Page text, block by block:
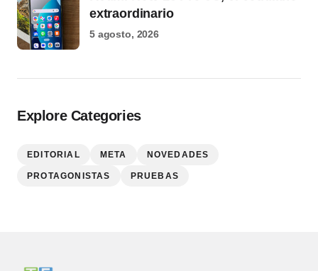
extraordinario
5 agosto, 2026
Explore Categories
EDITORIAL META NOVEDADES
PROTAGONISTAS PRUEBAS